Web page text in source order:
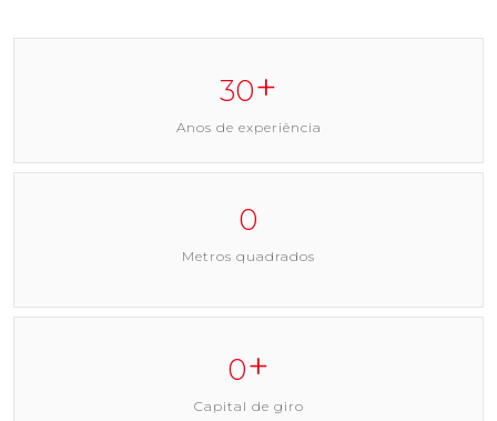
30+
Anos de experiência
0
Metros quadrados
0+
Capital de giro